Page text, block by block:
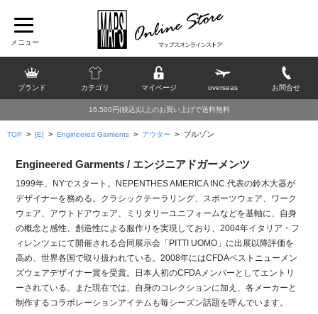
ブランド カテゴリ マイページ overseas お問合せ
16,500円(税込)以上のお買い上げで送料無料
TOP > [E] > Engineered Garments > アウター > ブルゾン
Engineered Garments / エンジニアドガーメンツ
1999年、NYでスタート。NEPENTHES AMERICA INC.代表の鈴木大器が
デザイナーを務める。クラシックテーラリング、スポーツウェア、ワーク
ウェア、アウトドアウェア、ミリタリーユニフォームなどを基軸に、自身
の概念と感性、創造性による服作りを実現しており、2004年イタリア・フ
ィレンツェにて開催される合同展示会「PITTI UOMO」に出展以降評価を
高め、世界各国で取り扱われている。2008年にはCFDAベストニューメン
ズウェアデザイナー賞を受賞。日本人初のCFDAメンバーとしてエントリ
ーされている。また現在では、自身のコレクションに加え、各メーカーと
制作するコラボレーションアイテムも毎シーズン話題を呼んでいます。